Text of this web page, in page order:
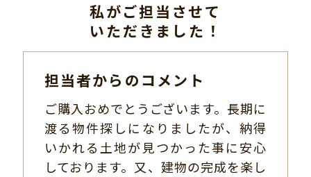
私がご担当させて
いただきました！
担当者からのコメント
ご購入おめでとうございます。長期に
渡る物件探しになりましたが、納得
いかれる土地が見つかった事に安心
しております。又、建物の完成を楽し